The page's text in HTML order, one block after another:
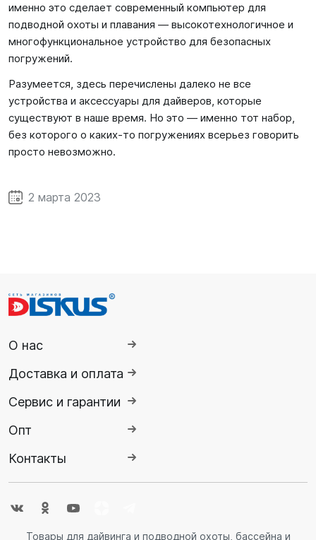
именно это сделает современный компьютер для
подводной охоты и плавания — высокотехнологичное и
многофункциональное устройство для безопасных
погружений.
Разумеется, здесь перечислены далеко не все
устройства и аксессуары для дайверов, которые
существуют в наше время. Но это — именно тот набор,
без которого о каких-то погружениях всерьез говорить
просто невозможно.
2 марта 2023
О нас
Доставка и оплата
Сервис и гарантии
Опт
Контакты
Товары для дайвинга и подводной охоты, бассейна и